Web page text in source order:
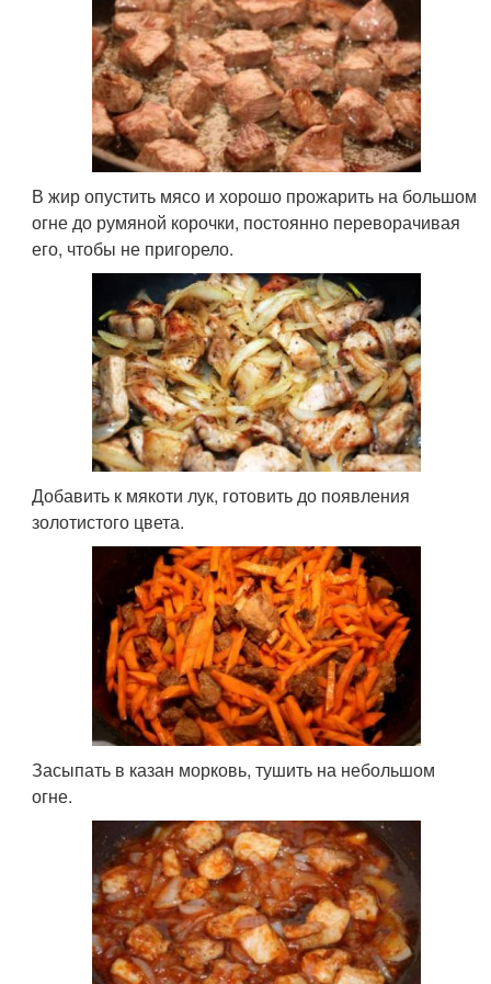
В жир опустить мясо и хорошо прожарить на большом
огне до румяной корочки, постоянно переворачивая
его, чтобы не пригорело.
Добавить к мякоти лук, готовить до появления
золотистого цвета.
Засыпать в казан морковь, тушить на небольшом
огне.